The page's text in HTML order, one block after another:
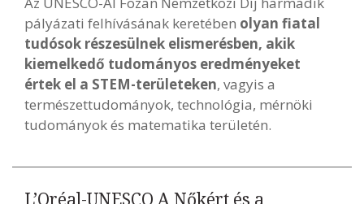
pályázati felhívásának keretében olyan fiatal
tudósok részesülnek elismerésben, akik
kiemelkedő tudományos eredményeket
értek el a STEM-területeken, vagyis a
természettudományok, technológia, mérnöki
tudományok és matematika területén.
L’Oréal-UNESCO A Nőkért és a